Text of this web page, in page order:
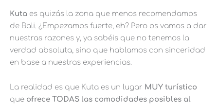
Kuta es quizás la zona que menos recomendamos
de Bali. ¿Empezamos fuerte, eh? Pero os vamos a dar
nuestras razones y, ya sabéis que no tenemos la
verdad absoluta, sino que hablamos con sinceridad
en base a nuestras experiencias.
La realidad es que Kuta es un lugar MUY turístico
que ofrece TODAS las comodidades posibles al